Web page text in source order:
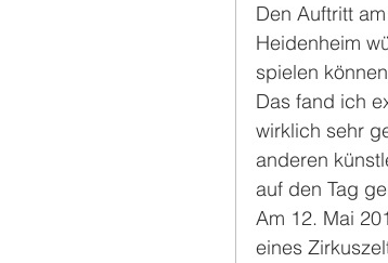
Den Auftritt
Heidenheim
spielen
Das fand ich
wirklich sehr
anderen
auf den Tag
Am 12. Mai
eines